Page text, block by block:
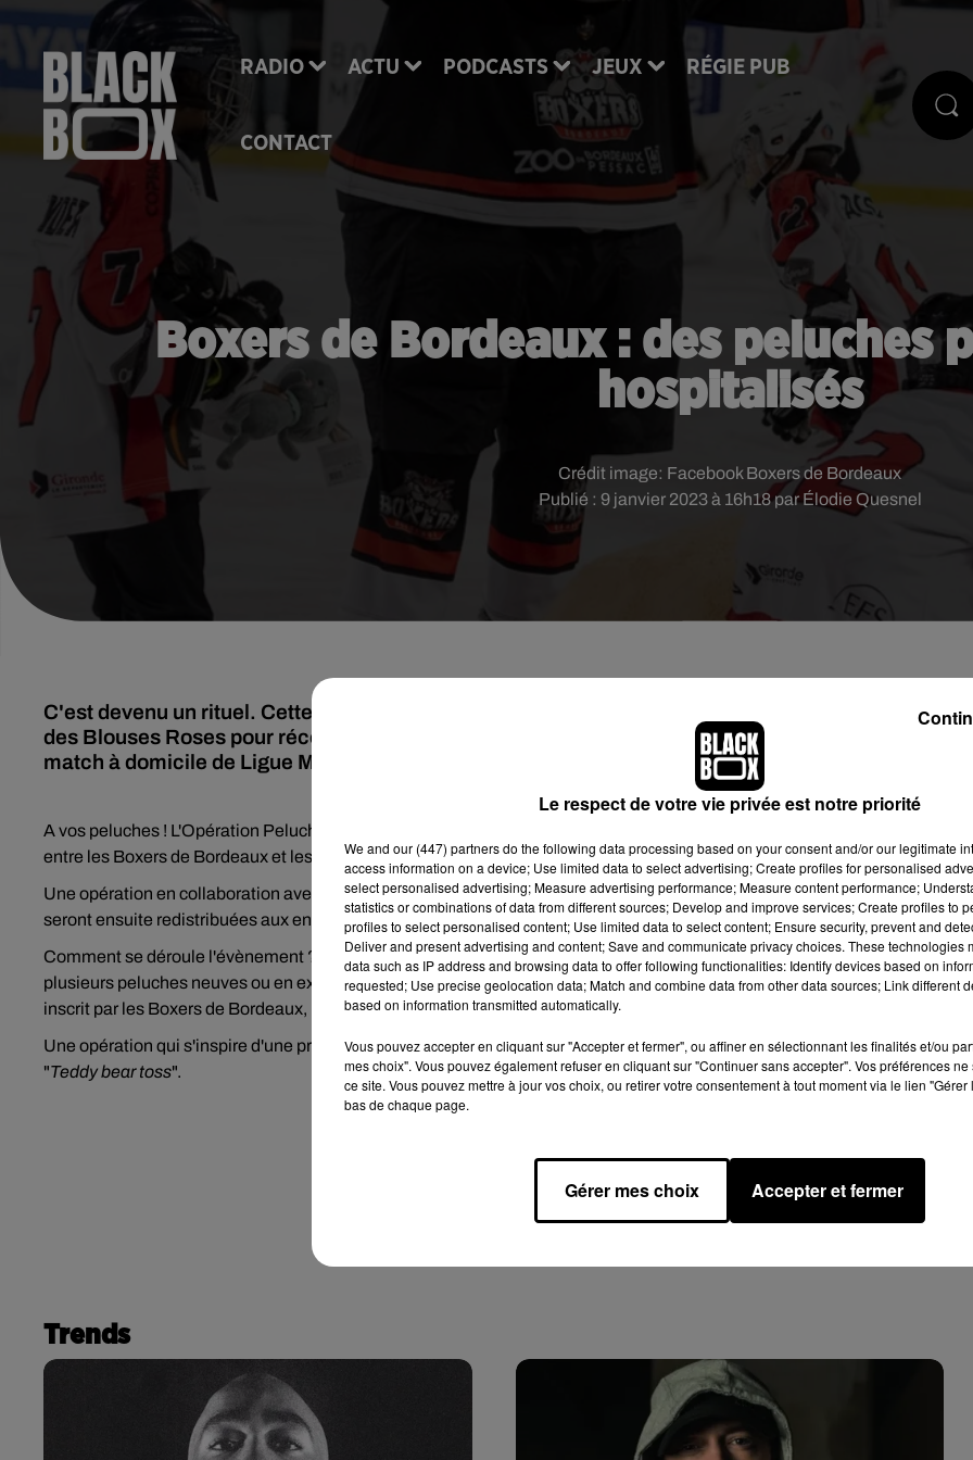
RADIO ACTU PODCASTS JEUX RÉGIE PUB
CONTACT
Boxers de Bordeaux : des peluches
hospitalisés
Publié : 9 janvier 2023 à 16h18 par Élodie Quesnel
Crédit image: Facebook Boxers de Bordeaux
C'est devenu un rituel. Cette année encore, les Boxers de Bordeaux collaborent avec
des Blouses Roses pour récolter un maximum de peluches pour les enfants hospitalisés lors du
match à domicile de Ligue Magnus ce dimanche 15 janvier.
A vos peluches ! L'Opération Peluches revient pour une 8eme édition lors du match de Ligue Magnus de hockey sur glace
entre les Boxers de Bordeaux et les Brûleurs de Loups de Grenoble, le dimanche 15 janvier 2023, à partir de 16h.
Une opération en collaboration avec l'association les Blouses Roses. L'idée est de récolter un maximum de peluches qui
seront ensuite redistribuées aux enfants hospitalisés.
Comment se déroule l'évènement ? Le rendez-vous est pris à la patinoire de Mériadeck. Vous devez venir avec une ou
plusieurs peluches neuves ou en excellent état emballées dans des sachets en plastique. Lors du match, au premier but
inscrit par les Boxers de Bordeaux, les spectateurs sont invités à lancer les peluches sur la glace.
Une opération qui s'inspire d'une pratique populaire, essentiellement américaine, lors des matchs de hockey sur glace, le
"Teddy bear toss".
Trends
Le respect de votre vie privée est notre priorité
We and our (447) partnersdo the following data processing based on your consent and/or our legitimate
access information on a device; Use limited data to select advertising; Create profiles for personalised
select personalised advertising; Measure advertising performance; Measure content performance;
statistics or combinations of data from different sources; Develop and improve services; Create profiles to
profiles to select personalised content; Use limited data to select content; Ensure security, prevent and
Deliver and present advertising and content; Save and communicate privacy choices. These technologies
data such as IP address and browsing data to offer following functionalities: Identify devices based on
requested; Use precise geolocation data; Match and combine data from other data sources; Link different
based on information transmitted automatically.
Vous pouvez accepter en cliquant sur "Accepter et fermer", ou affiner en sélectionnant les finalités et/ou
mes choix". Vous pouvez également refuser en cliquant sur "Continuer sans accepter". Vos préférences
ce site. Vous pouvez mettre à jour vos choix, ou retirer votre consentement à tout moment via le lien
bas de chaque page.
Gérer mes choix Accepter et fermer